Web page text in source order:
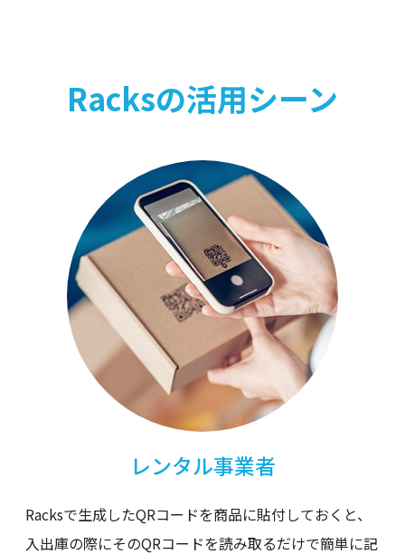
Racksの活用シーン
レンタル事業者
Racksで生成したQRコードを商品に貼付しておくと、
入出庫の際にそのQRコードを読み取るだけで簡単に記